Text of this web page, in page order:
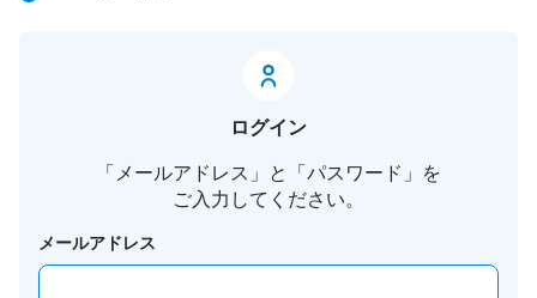
ログイン
「メールアドレス」と「パスワード」を
ご入力してください。
メールアドレス